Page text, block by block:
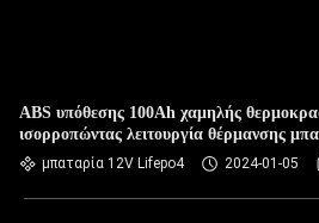
ABS υπόθεσης 100Ah χαμηλής
ισορροπώντας λειτουργία θέρμανσης
μπαταρία 12V Lifepo4 2024-01-05